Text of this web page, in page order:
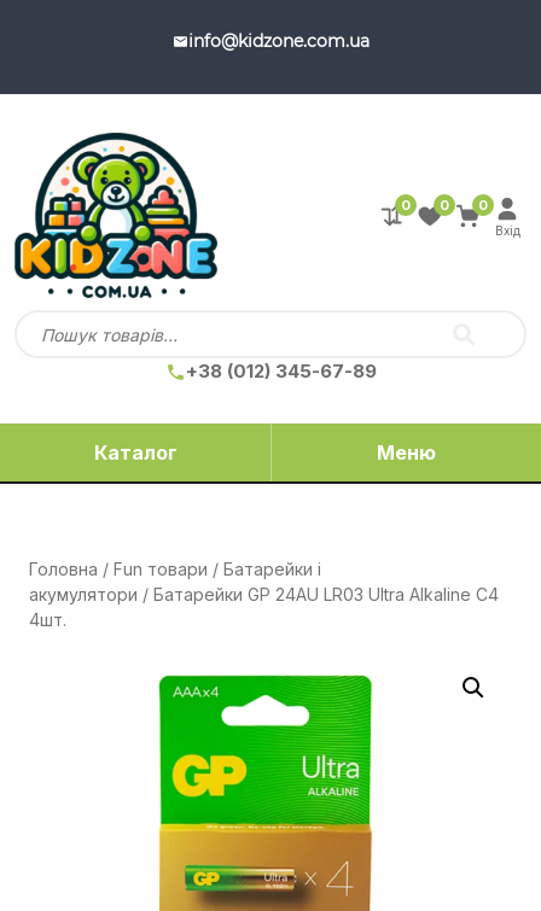
info@kidzone.com.ua
+38 (012) 345-67-89
0 0 0
Вхід
Каталог Меню
Головна / Fun товари / Батарейки і
акумулятори / Батарейки GP 24AU LR03 Ultra Alkaline C4
4шт.